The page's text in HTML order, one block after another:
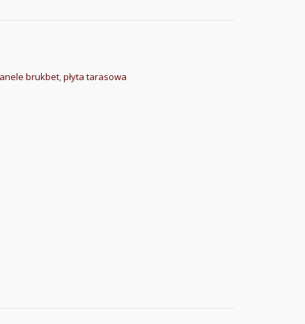
brukbet,płyta tarasowa